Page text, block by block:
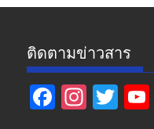
ติดตามข่าวสาร
F In T